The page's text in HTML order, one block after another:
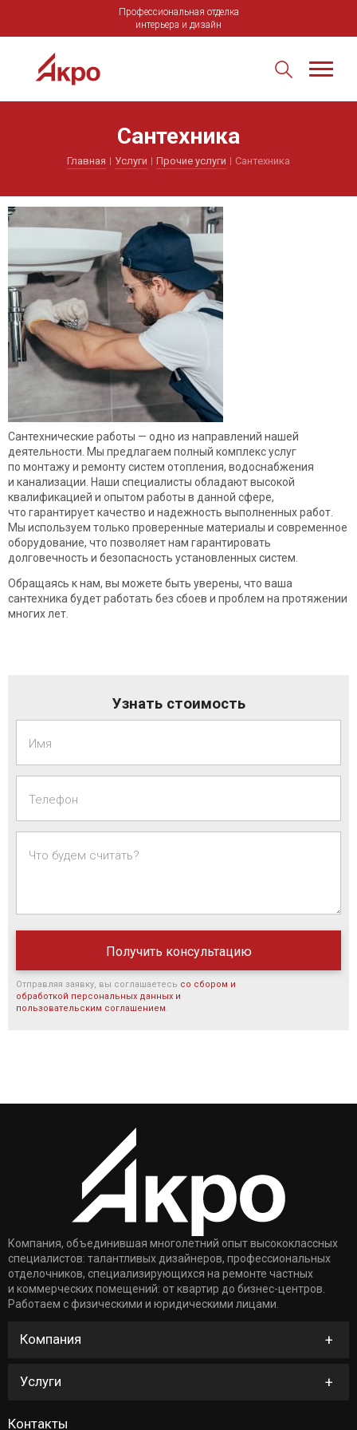
Профессиональная отделка
интерьера и дизайн
Сантехника
Главная Услуги Прочие услуги Сантехника
Сантехнические работы — одно из направлений нашей
деятельности. Мы предлагаем полный комплекс услуг
по монтажу и ремонту систем отопления, водоснабжения
и канализации. Наши специалисты обладают высокой
квалификацией и опытом работы в данной сфере,
что гарантирует качество и надежность выполненных работ.
Мы используем только проверенные материалы и современное
оборудование, что позволяет нам гарантировать
долговечность и безопасность установленных систем.
Обращаясь к нам, вы можете быть уверены, что ваша
сантехника будет работать без сбоев и проблем на протяжении
многих лет.
Узнать стоимость
Имя
Телефон
Что будем считать?
Отправляя заявку, вы соглашаетесь со сбором и
обработкой персональных данных и
пользовательским соглашением.
Компания, объединившая многолетний опыт высококлассных
специалистов: талантливых дизайнеров, профессиональных
отделочников, специализирующихся на ремонте частных
и коммерческих помещений: от квартир до бизнес-центров.
Работаем с физическими и юридическими лицами.
Компания
Услуги
Контакты